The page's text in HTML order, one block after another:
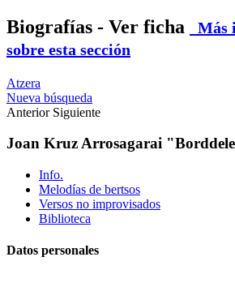
Biografías - Ver ficha
Más
sobre esta sección
Atzera
Nueva búsqueda
Anterior Siguiente
Joan Kruz Arrosagarai
Info.
Melodías de bertsos
Versos no improvisados
Biblioteca
Datos personales